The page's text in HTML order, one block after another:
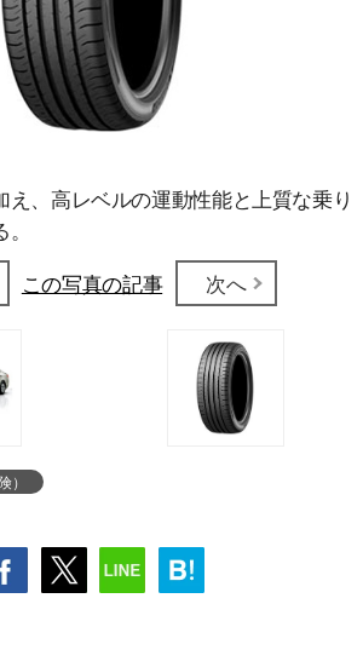
、高レベルの運動性能と上質な乗り
この写真の記事 次へ
）